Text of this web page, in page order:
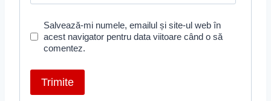
Salvează-mi numele, emailul și site-ul web în
acest navigator pentru data viitoare când o să
comentez.